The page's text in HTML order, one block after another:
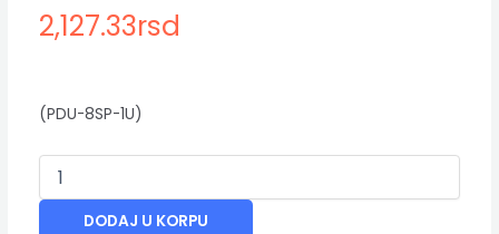
2,127.33rsd
(PDU-8SP-1U)
DODAJ U KORPU